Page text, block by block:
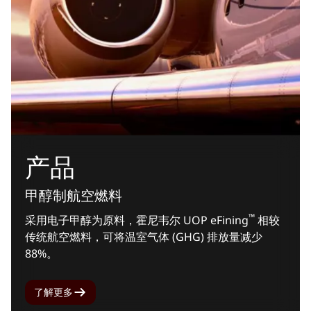
产品
甲醇制航空燃料
采用电子甲醇为原料，霍尼韦尔 UOP eFining™ 相较
传统航空燃料，可将温室气体 (GHG) 排放量减少
88%。
了解更多